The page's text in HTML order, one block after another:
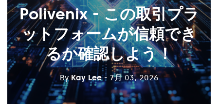
Polivenix - この取引プラ
ットフォームが信頼でき
るか確認しよう！
By Kay Lee - 7月 03, 2026